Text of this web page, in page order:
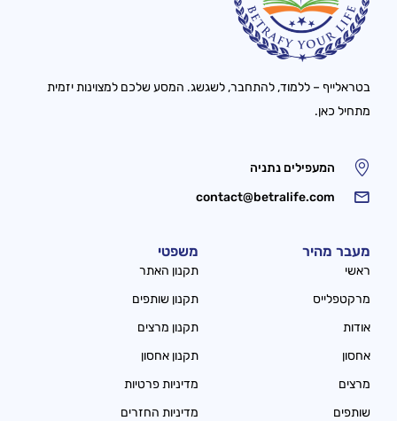
בטראלייף – ללמוד, להתחבר, לשגשג. המסע שלכם למצוינות יזמית
מתחיל כאן.
המעפילים נתניה
contact@betralife.com
מעבר מהיר
ראשי
מרקטפלייס
אודות
אחסון
מרצים
שותפים
משפטי
תקנון האתר
תקנון שותפים
תקנון מרצים
תקנון אחסון
מדיניות פרטיות
מדיניות החזרים